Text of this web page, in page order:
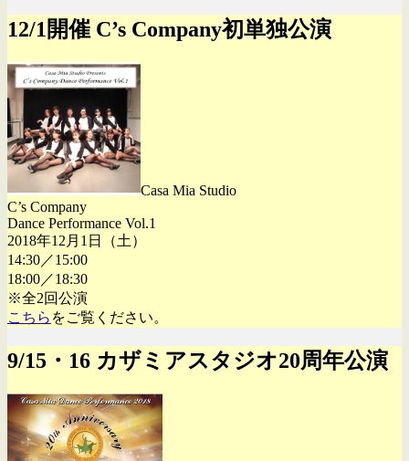
12/1開催 C’s Company初単独公演
Casa Mia Studio
C’s Company
Dance Performance Vol.1
2018年12月1日（土）
14:30／15:00
18:00／18:30
※全2回公演
こちら をご覧ください。
9/15・16 カザミアスタジオ20周年公演